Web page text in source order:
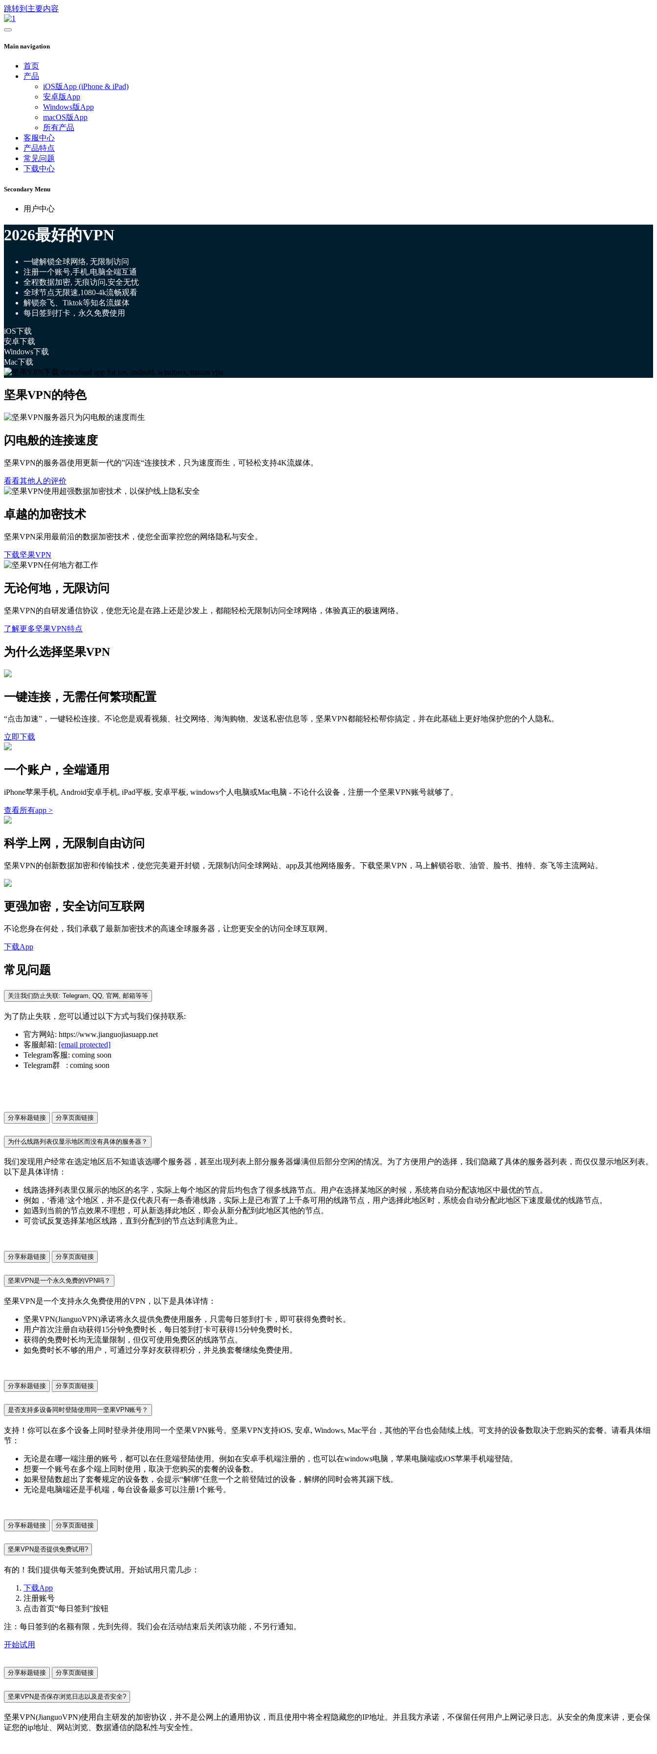
跳转到主要内容
Main navigation
首页
产品
iOS版App (iPhone & iPad)
安卓版App
Windows版App
macOS版App
所有产品
客服中心
产品特点
常见问题
下载中心
Secondary Menu
用户中心
2026最好的VPN
一键解锁全球网络, 无限制访问
注册一个账号,手机,电脑全端互通
全程数据加密, 无痕访问,安全无忧
全球节点无限速,1080-4k流畅观看
解锁奈飞、Tiktok等知名流媒体
每日签到打卡，永久免费使用
iOS下载
安卓下载
Windows下载
Mac下载
坚果VPN的特色
闪电般的连接速度
坚果VPN的服务器使用更新一代的”闪连“连接技术，只为速度而生，可轻松支持4K流媒体。
看看其他人的评价
卓越的加密技术
坚果VPN采用最前沿的数据加密技术，使您全面掌控您的网络隐私与安全。
下载坚果VPN
无论何地，无限访问
坚果VPN的自研发通信协议，使您无论是在路上还是沙发上，都能轻松无限制访问全球网络，体验真正的极速网络。
了解更多坚果VPN特点
为什么选择坚果VPN
一键连接，无需任何繁琐配置
“点击加速”，一键轻松连接。不论您是观看视频、社交网络、海淘购物、发送私密信息等，坚果VPN都能轻松帮你搞定，并在此基础上更好地保护您的个人隐私。
立即下载
一个账户，全端通用
iPhone苹果手机, Android安卓手机, iPad平板, 安卓平板, windows个人电脑或Mac电脑 - 不论什么设备，注册一个坚果VPN账号就够了。
查看所有app >
科学上网，无限制自由访问
坚果VPN的创新数据加密和传输技术，使您完美避开封锁，无限制访问全球网站、app及其他网络服务。下载坚果VPN，马上解锁谷歌、油管、脸书、推特、奈飞等主流网站。
更强加密，安全访问互联网
不论您身在何处，我们承载了最新加密技术的高速全球服务器，让您更安全的访问全球互联网。
下载App
常见问题
关注我们防止失联: Telegram, QQ, 官网, 邮箱等等
为了防止失联，您可以通过以下方式与我们保持联系:
官方网站: https://www.jianguojiasuapp.net
客服邮箱: [email protected]
Telegram客服: coming soon
Telegram群 : coming soon
分享标题链接 分享页面链接
为什么线路列表仅显示地区而没有具体的服务器？
我们发现用户经常在选定地区后不知道该选哪个服务器，甚至出现列表上部分服务器爆满但后部分空闲的情况。为了方便用户的选择，我们隐藏了具体的服务器列表，而仅仅显示地区列表。
以下是具体详情：
线路选择列表里仅展示的地区的名字，实际上每个地区的背后均包含了很多线路节点。用户在选择某地区的时候，系统将自动分配该地区中最优的节点。
例如，‘香港’这个地区，并不是仅代表只有一条香港线路，实际上是已布置了上千条可用的线路节点，用户选择此地区时，系统会自动分配此地区下速度最优的线路节点。
如遇到当前的节点效果不理想，可从新选择此地区，即会从新分配到此地区其他的节点。
可尝试反复选择某地区线路，直到分配到的节点达到满意为止。
分享标题链接 分享页面链接
坚果VPN是一个永久免费的VPN吗？
坚果VPN是一个支持永久免费使用的VPN，以下是具体详情：
坚果VPN(JianguoVPN)承诺将永久提供免费使用服务，只需每日签到打卡，即可获得免费时长。
用户首次注册自动获得15分钟免费时长，每日签到打卡可获得15分钟免费时长。
获得的免费时长均无流量限制，但仅可使用免费区的线路节点。
如免费时长不够的用户，可通过分享好友获得积分，并兑换套餐继续免费使用。
分享标题链接 分享页面链接
是否支持多设备同时登陆使用同一坚果VPN账号？
支持！你可以在多个设备上同时登录并使用同一个坚果VPN账号。坚果VPN支持iOS, 安卓, Windows, Mac平台，其他的平台也会陆续上线。可支持的设备数取决于您购买的套餐。请看具体细
节：
无论是在哪一端注册的账号，都可以在任意端登陆使用。例如在安卓手机端注册的，也可以在windows电脑，苹果电脑端或iOS苹果手机端登陆。
想要一个账号在多个端上同时使用，取决于您购买的套餐的设备数。
如果登陆数超出了套餐规定的设备数，会提示“解绑”任意一个之前登陆过的设备，解绑的同时会将其踢下线。
无论是电脑端还是手机端，每台设备最多可以注册1个账号。
分享标题链接 分享页面链接
坚果VPN是否提供免费试用?
有的！我们提供每天签到免费试用。开始试用只需几步：
下载App
注册账号
点击首页“每日签到”按钮
注：每日签到的名额有限，先到先得。我们会在活动结束后关闭该功能，不另行通知。
开始试用
分享标题链接 分享页面链接
坚果VPN是否保存浏览日志以及是否安全?
坚果VPN(JianguoVPN)使用自主研发的加密协议，并不是公网上的通用协议，而且使用中将全程隐藏您的IP地址。并且我方承诺，不保留任何用户上网记录日志。从安全的角度来讲，更会保
证您的ip地址、网站浏览、数据通信的隐私性与安全性。